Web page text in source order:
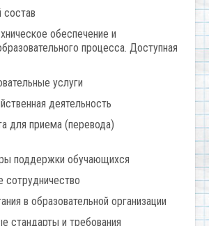
состав
обеспечение и
процесса. Доступная
услуги
деятельность
для приема (перевода)
поддержки обучающихся
в образовательной организации
стандарты и требования